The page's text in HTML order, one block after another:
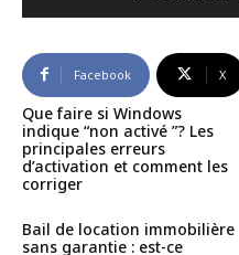
Facebook X
Que faire si Windows
indique “non activé ”? Les
principales erreurs
d’activation et comment les
corriger
Bail de location immobilière
sans garantie : est-ce